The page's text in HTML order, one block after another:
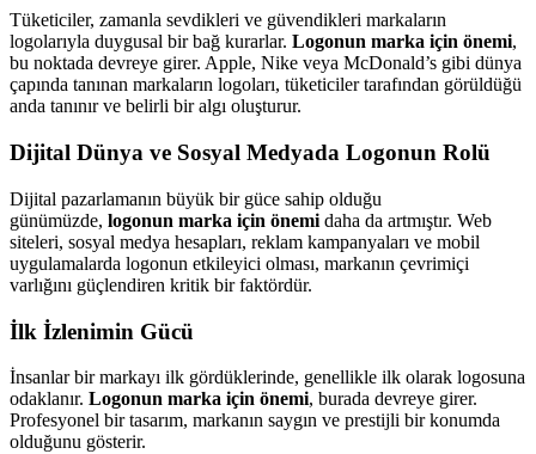
Tüketiciler, zamanla sevdikleri ve güvendikleri markaların
logolarıyla duygusal bir bağ kurarlar. Logonun marka için önemi,
bu noktada devreye girer. Apple, Nike veya McDonald’s gibi dünya
çapında tanınan markaların logoları, tüketiciler tarafından görüldüğü
anda tanınır ve belirli bir algı oluşturur.
Dijital Dünya ve Sosyal Medyada Logonun Rolü
Dijital pazarlamanın büyük bir güce sahip olduğu
günümüzde, logonun marka için önemi daha da artmıştır. Web
siteleri, sosyal medya hesapları, reklam kampanyaları ve mobil
uygulamalarda logonun etkileyici olması, markanın çevrimiçi
varlığını güçlendiren kritik bir faktördür.
İlk İzlenimin Gücü
İnsanlar bir markayı ilk gördüklerinde, genellikle ilk olarak logosuna
odaklanır. Logonun marka için önemi, burada devreye girer.
Profesyonel bir tasarım, markanın saygın ve prestijli bir konumda
olduğunu gösterir.